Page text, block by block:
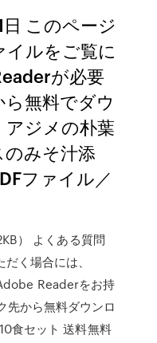
このページ
イルをご覧に
が必要
無料でダウ
アジメの朴葉
みそ汁添
ファイル／
） よくある質問
く場合には、
Readerをお持
先から無料ダウンロ
食セット 送料無料